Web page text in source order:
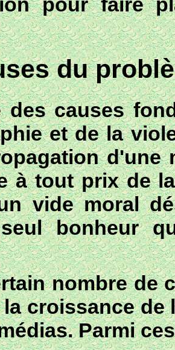
du
des causes
et de la
d'une
à tout prix de
vide moral
seul bonheur
nombre de
croissance de
Parmi